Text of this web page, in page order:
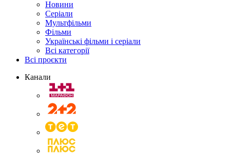
Новини
Серіали
Мультфільми
Фільми
Українські фільми і серіали
Всі категорії
Всі проєкти
Канали